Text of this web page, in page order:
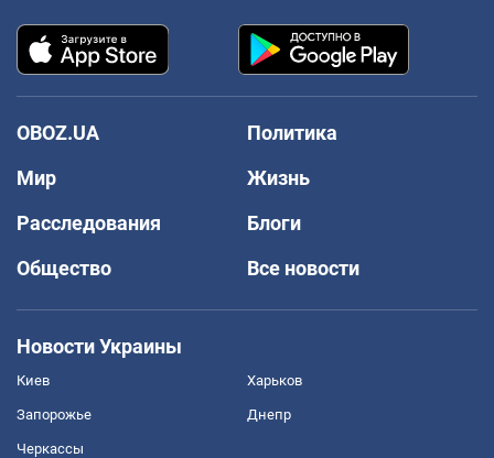
OBOZ.UA
Политика
Мир
Жизнь
Расследования
Блоги
Общество
Все новости
Новости Украины
Киев Харьков
Запорожье Днепр
Черкассы